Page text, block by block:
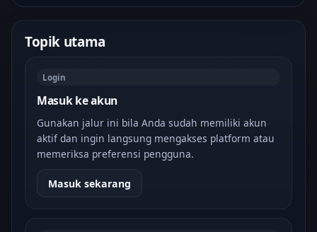
Topik utama
Login
Masuk ke akun
Gunakan jalur ini bila Anda sudah memiliki akun
aktif dan ingin langsung mengakses platform atau
memeriksa preferensi pengguna.
Masuk sekarang